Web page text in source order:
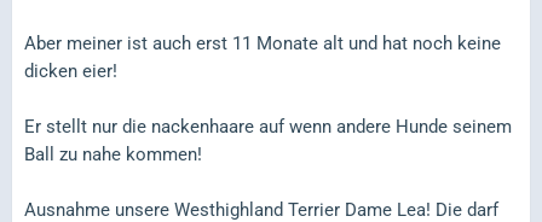
Aber meiner ist auch erst 11 Monate alt und hat noch keine
dicken eier!
Er stellt nur die nackenhaare auf wenn andere Hunde seinem
Ball zu nahe kommen!
Ausnahme unsere Westhighland Terrier Dame Lea! Die darf